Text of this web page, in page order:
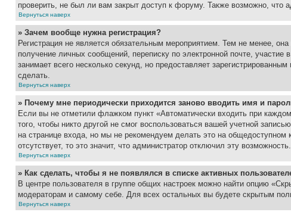
проверить, не был ли вам закрыт доступ к форуму. Также возможно, что
Вернуться наверх
» Зачем вообще нужна регистрация?
Регистрация не является обязательным мероприятием. Тем не менее,
получение личных сообщений, переписку по электронной почте,
занимает всего несколько секунд, но предоставляет
сделать.
Вернуться наверх
» Почему мне периодически приходится заново вводить имя и
Если вы не отметили флажком пункт «Автоматически входить при
того, чтобы никто другой не смог воспользоваться вашей учетной
на странице входа, но мы не рекомендуем делать это на
отсутствует, то это значит, что администратор отключил эту возможность.
Вернуться наверх
» Как сделать, чтобы я не появлялся в списке активных
В центре пользователя в группе общих настроек можно найти опцию
модераторам и самому себе. Для всех остальных вы будете скрытым
Вернуться наверх